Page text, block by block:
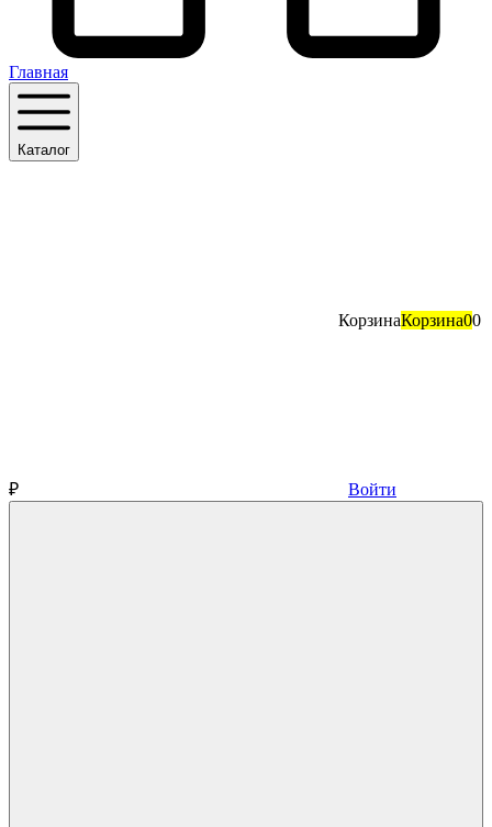
Главная
Каталог
КорзинаКорзина00
₽ Войти